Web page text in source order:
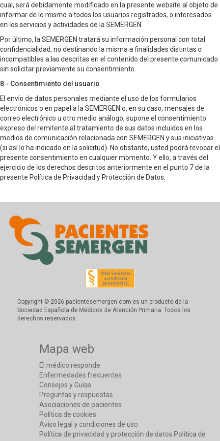
cual, será debidamente modificado en la presente website al objeto de
informar de lo mismo a todos los usuarios registrados, o interesados
en los servicios y actividades de la SEMERGEN.
Por último, la SEMERGEN tratará su información personal con total
confidencialidad, no destinando la misma a finalidades distintas o
incompatibles a las descritas en el contenido del presente comunicado
sin solicitar previamente su consentimiento.
8.- Consentimiento del usuario
El envío de datos personales mediante el uso de los formularios
electrónicos o en papel a la SEMERGEN o, en su caso, mensajes de
correo electrónico u otro medio análogo, supone el consentimiento
expreso del remitente al tratamiento de sus datos incluidos en los
medios de comunicación relacionada con SEMERGEN y sus iniciativas
(si así lo ha indicado en la solicitud). No obstante, usted podrá revocar el
presente consentimiento en cualquier momento. Y ello, a través del
ejercicio de los derechos descritos anteriormente en el punto 7 de la
presente Política de Privacidad y Protección de Datos.
Copyright © 2026 pacientesemergen.com es un producto de la
Sociedad Española de Médicos de Atención Primaria. Todos los
derechos reservados.
Mapa web
El médico responde
Enfermedades frecuentes
Consejos y Guías
Preguntas y respuestas
Asociaciones de pacientes
Política de cookies
Aviso legal y condiciones de uso
Política de privacidad y protección de datos Política de